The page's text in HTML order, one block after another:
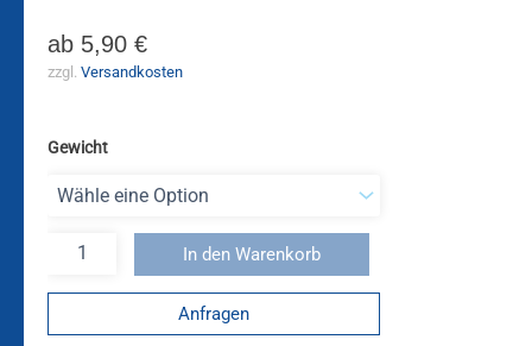
ab 5,90 €
zzgl. Versandkosten
Gewicht
In den Warenkorb
Anfragen